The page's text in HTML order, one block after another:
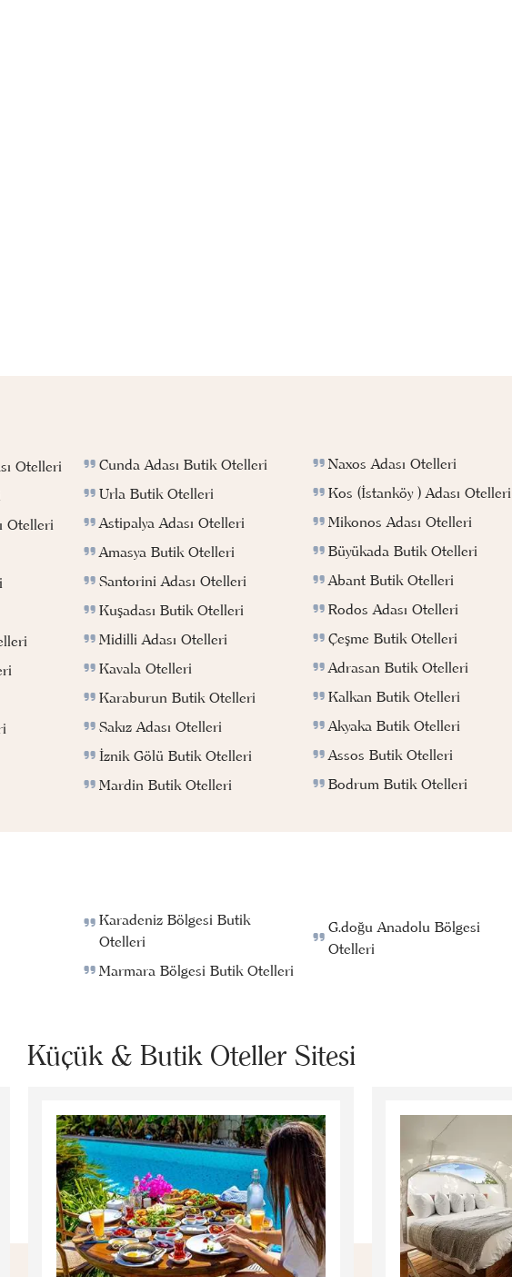
Otelleri
Otelleri
Cunda Adası Butik Otelleri
Urla Butik Otelleri
Astipalya Adası Otelleri
Amasya Butik Otelleri
Santorini Adası Otelleri
Kuşadası Butik Otelleri
Midilli Adası Otelleri
Kavala Otelleri
Karaburun Butik Otelleri
Sakız Adası Otelleri
İznik Gölü Butik Otelleri
Mardin Butik Otelleri
Naxos Adası Otelleri
Kos (İstanköy ) Adası Otelleri
Mikonos Adası Otelleri
Büyükada Butik Otelleri
Abant Butik Otelleri
Rodos Adası Otelleri
Çeşme Butik Otelleri
Adrasan Butik Otelleri
Kalkan Butik Otelleri
Akyaka Butik Otelleri
Assos Butik Otelleri
Bodrum Butik Otelleri
Karadeniz Bölgesi Butik
Otelleri
Marmara Bölgesi Butik Otelleri
G.doğu Anadolu Bölgesi
Otelleri
Küçük & Butik Oteller Sitesi